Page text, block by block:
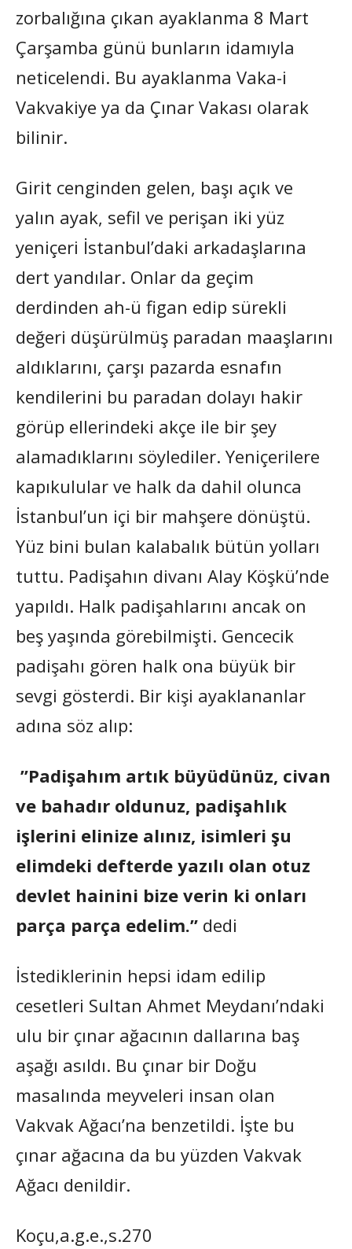
zorbalığına çıkan ayaklanma 8 Mart
Çarşamba günü bunların idamıyla
neticelendi. Bu ayaklanma Vaka-i
Vakvakiye ya da Çınar Vakası olarak
bilinir.
Girit cenginden gelen, başı açık ve
yalın ayak, sefil ve perişan iki yüz
yeniçeri İstanbul’daki arkadaşlarına
dert yandılar. Onlar da geçim
derdinden ah-ü figan edip sürekli
değeri düşürülmüş paradan maaşlarını
aldıklarını, çarşı pazarda esnafın
kendilerini bu paradan dolayı hakir
görüp ellerindeki akçe ile bir şey
alamadıklarını söylediler. Yeniçerilere
kapıkulular ve halk da dahil olunca
İstanbul’un içi bir mahşere dönüştü.
Yüz bini bulan kalabalık bütün yolları
tuttu. Padişahın divanı Alay Köşkü’nde
yapıldı. Halk padişahlarını ancak on
beş yaşında görebilmişti. Gencecik
padişahı gören halk ona büyük bir
sevgi gösterdi. Bir kişi ayaklananlar
adına söz alıp:
”Padişahım artık büyüdünüz, civan
ve bahadır oldunuz, padişahlık
işlerini elinize alınız, isimleri şu
elimdeki defterde yazılı olan otuz
devlet hainini bize verin ki onları
parça parça edelim.” dedi
İstediklerinin hepsi idam edilip
cesetleri Sultan Ahmet Meydanı’ndaki
ulu bir çınar ağacının dallarına baş
aşağı asıldı. Bu çınar bir Doğu
masalında meyveleri insan olan
Vakvak Ağacı’na benzetildi. İşte bu
çınar ağacına da bu yüzden Vakvak
Ağacı denildir.
Koçu,a.g.e.,s.270